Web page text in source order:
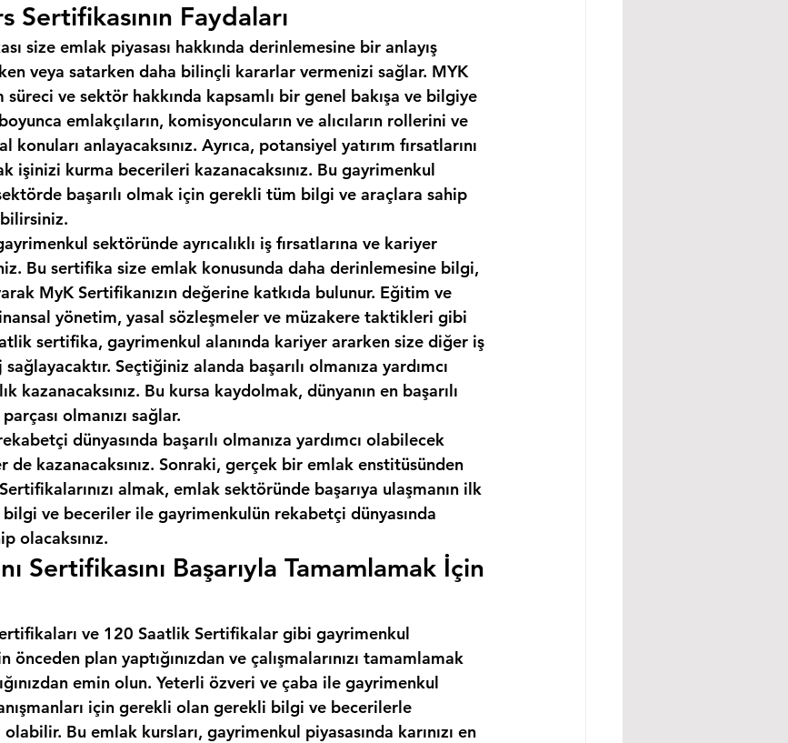
Sertifikasının Faydaları
size emlak piyasası hakkında derinlemesine bir anlayış
veya satarken daha bilinçli kararlar vermenizi sağlar. MYK
süreci ve sektör hakkında kapsamlı bir genel bakışa ve bilgiye
emlakçıların, komisyoncuların ve alıcıların rollerini ve
anlayacaksınız. Ayrıca, potansiyel yatırım fırsatlarını
işinizi kurma becerileri kazanacaksınız. Bu gayrimenkul
başarılı olmak için gerekli tüm bilgi ve araçlara sahip
sektöründe ayrıcalıklı iş fırsatlarına ve kariyer
Bu sertifika size emlak konusunda daha derinlemesine bilgi,
MyK Sertifikanızın değerine katkıda bulunur. Eğitim ve
yönetim, yasal sözleşmeler ve müzakere taktikleri gibi
sertifika, gayrimenkul alanında kariyer ararken size diğer iş
Seçtiğiniz alanda başarılı olmanıza yardımcı
kazanacaksınız. Bu kursa kaydolmak, dünyanın en başarılı
olmanızı sağlar.
dünyasında başarılı olmanıza yardımcı olabilecek
kazanacaksınız. Sonraki, gerçek bir emlak enstitüsünden
almak, emlak sektöründe başarıya ulaşmanın ilk
bilgi ve beceriler ile gayrimenkulün rekabetçi dünyasında
olacaksınız.
Sertifikasını Başarıyla Tamamlamak İçin
ve 120 Saatlik Sertifikalar gibi gayrimenkul
önceden plan yaptığınızdan ve çalışmalarınızı tamamlamak
emin olun. Yeterli özveri ve çaba ile gayrimenkul
için gerekli olan gerekli bilgi ve becerilerle
olabilir. Bu emlak kursları, gayrimenkul piyasasında karınızı en